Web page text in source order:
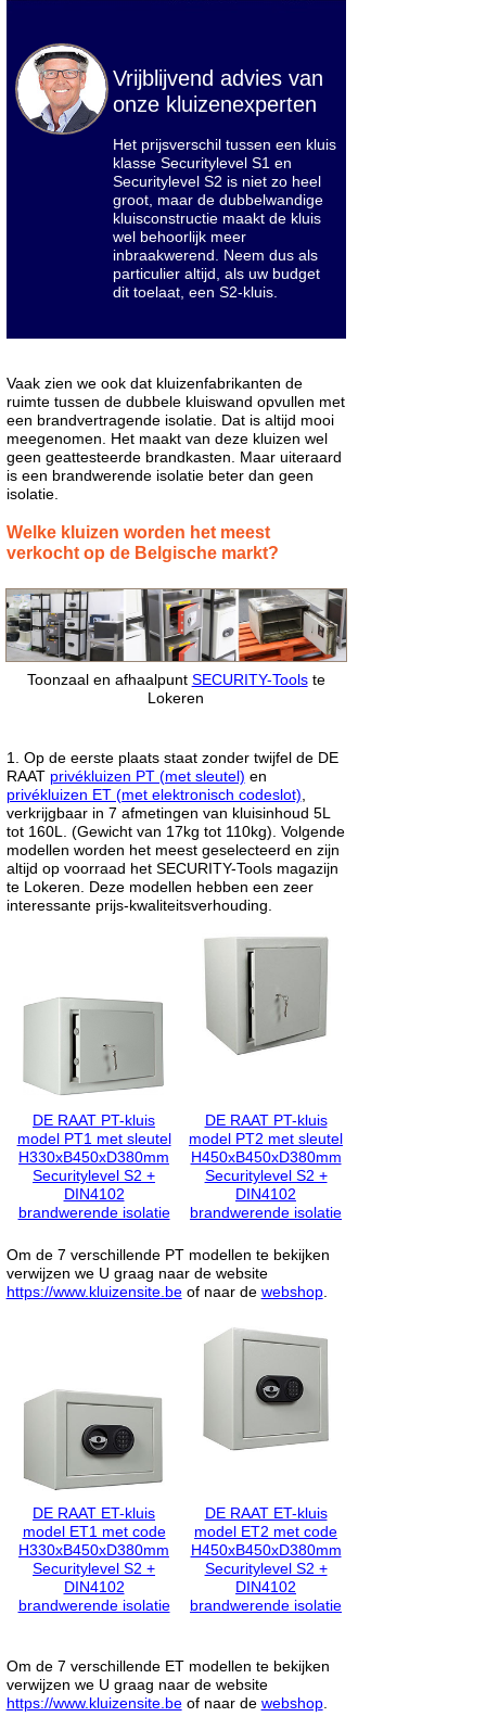
Vrijblijvend advies van
onze kluizenexperten
Het prijsverschil tussen een kluis
klasse Securitylevel S1 en
Securitylevel S2 is niet zo heel
groot, maar de dubbelwandige
kluisconstructie maakt de kluis
wel behoorlijk meer
inbraakwerend. Neem dus als
particulier altijd, als uw budget
dit toelaat, een S2-kluis.
Vaak zien we ook dat kluizenfabrikanten de
ruimte tussen de dubbele kluiswand opvullen met
een brandvertragende isolatie. Dat is altijd mooi
meegenomen. Het maakt van deze kluizen wel
geen geattesteerde brandkasten. Maar uiteraard
is een brandwerende isolatie beter dan geen
isolatie.
Welke kluizen worden het meest
verkocht op de Belgische markt?
Toonzaal en afhaalpunt SECURITY-Toolste
Lokeren
1. Op de eerste plaats staat zonder twijfel de DE
RAAT privékluizen PT (met sleutel) en
privékluizen ET (met elektronisch codeslot),
verkrijgbaar in 7 afmetingen van kluisinhoud 5L
tot 160L. (Gewicht van 17kg tot 110kg). Volgende
modellen worden het meest geselecteerd en zijn
altijd op voorraad het SECURITY-Tools magazijn
te Lokeren. Deze modellen hebben een zeer
interessante prijs-kwaliteitsverhouding.
DE RAAT PT-kluis
model PT1 met sleutel
H330xB450xD380mm
Securitylevel S2 +
DIN4102
brandwerende isolatie
DE RAAT PT-kluis
model PT2 met sleutel
H450xB450xD380mm
Securitylevel S2 +
DIN4102
brandwerende isolatie
Om de 7 verschillende PT modellen te bekijken
verwijzen we U graag naar de website
https://www.kluizensite.beof naar de webshop.
DE RAAT ET-kluis
model ET1 met code
H330xB450xD380mm
Securitylevel S2 +
DIN4102
brandwerende isolatie
DE RAAT ET-kluis
model ET2 met code
H450xB450xD380mm
Securitylevel S2 +
DIN4102
brandwerende isolatie
Om de 7 verschillende ET modellen te bekijken
verwijzen we U graag naar de website
https://www.kluizensite.beof naar de webshop.